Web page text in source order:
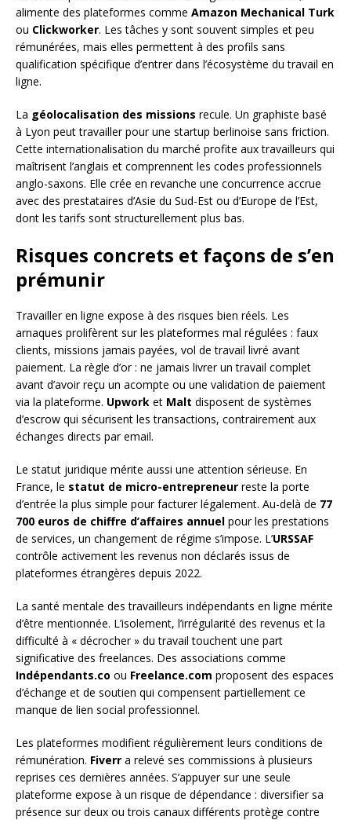
alimente des plateformes comme Amazon Mechanical Turk
ou Clickworker. Les tâches y sont souvent simples et peu
rémunérées, mais elles permettent à des profils sans
qualification spécifique d’entrer dans l’écosystème du travail en
ligne.
La géolocalisation des missions recule. Un graphiste basé
à Lyon peut travailler pour une startup berlinoise sans friction.
Cette internationalisation du marché profite aux travailleurs qui
maîtrisent l’anglais et comprennent les codes professionnels
anglo-saxons. Elle crée en revanche une concurrence accrue
avec des prestataires d’Asie du Sud-Est ou d’Europe de l’Est,
dont les tarifs sont structurellement plus bas.
Risques concrets et façons de s’en
prémunir
Travailler en ligne expose à des risques bien réels. Les
arnaques prolifèrent sur les plateformes mal régulées : faux
clients, missions jamais payées, vol de travail livré avant
paiement. La règle d’or : ne jamais livrer un travail complet
avant d’avoir reçu un acompte ou une validation de paiement
via la plateforme. Upwork et Malt disposent de systèmes
d’escrow qui sécurisent les transactions, contrairement aux
échanges directs par email.
Le statut juridique mérite aussi une attention sérieuse. En
France, le statut de micro-entrepreneur reste la porte
d’entrée la plus simple pour facturer légalement. Au-delà de 77
700 euros de chiffre d’affaires annuel pour les prestations
de services, un changement de régime s’impose. L’URSSAF
contrôle activement les revenus non déclarés issus de
plateformes étrangères depuis 2022.
La santé mentale des travailleurs indépendants en ligne mérite
d’être mentionnée. L’isolement, l’irrégularité des revenus et la
difficulté à « décrocher » du travail touchent une part
significative des freelances. Des associations comme
Indépendants.co ou Freelance.com proposent des espaces
d’échange et de soutien qui compensent partiellement ce
manque de lien social professionnel.
Les plateformes modifient régulièrement leurs conditions de
rémunération. Fiverr a relevé ses commissions à plusieurs
reprises ces dernières années. S’appuyer sur une seule
plateforme expose à un risque de dépendance : diversifier sa
présence sur deux ou trois canaux différents protège contre